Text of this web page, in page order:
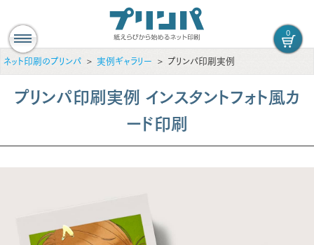
0
ネット印刷のプリンパ 実例ギャラリー プリンパ印刷実例
プリンパ印刷実例 インスタントフォト風カ
ード印刷